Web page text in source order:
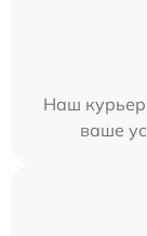
Наш курьер
ваше